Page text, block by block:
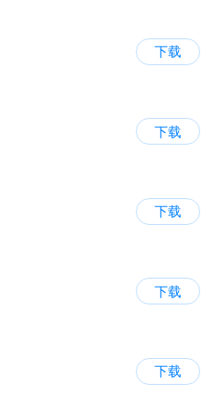
下载
下载
下载
下载
下载